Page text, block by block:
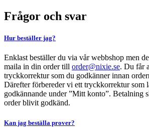
Frågor och svar
Hur beställer jag?
Enklast beställer du via vår webbshop men
maila in din order till order@nixie.se. Du får
tryckkorrektur som du godkänner innan
Därefter förbereder vi ett tryckkorrektur som
godkännande under ”Mitt konto”. Betalning
order blivit godkänd.
Kan jag beställa prover?